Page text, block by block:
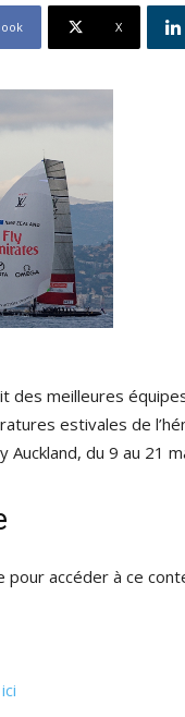
X
des meilleures
estivales de
Auckland, du 9 au 21
accéder à ce